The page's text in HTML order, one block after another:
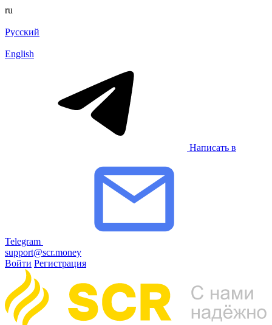
ru
Русский
English
Написать в
Telegram
support@scr.money
Войти Регистрация